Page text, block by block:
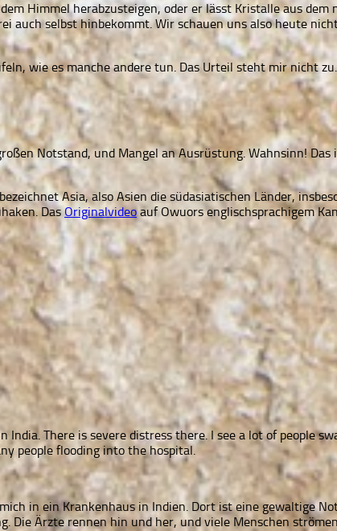
Himmel herabzusteigen, oder er lässt Kristalle aus dem
selbst hinbekommt. Wir schauen uns also heute
wie es manche andere tun. Das Urteil steht mir nicht
Notstand, und Mangel an Ausrüstung. Wahnsinn!
Asia, also Asien die südasiatischen Länder,
DasOriginalvideoauf Owuors englischsprachigem
There is severe distress there. I see a lot of people
people flooding into the hospital.
in ein Krankenhaus in Indien. Dort ist eine gewaltige
Die Ärzte rennen hin und her, und viele Menschen